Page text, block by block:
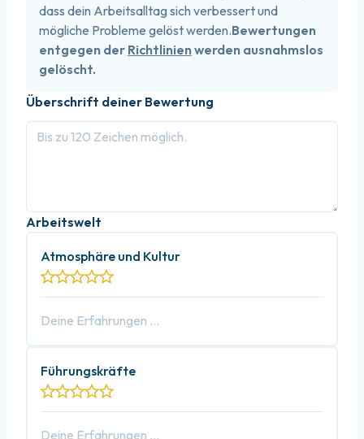
dass dein Arbeitsalltag sich verbessert und
mögliche Probleme gelöst werden.Bewertungen
entgegen der Richtlinien werden ausnahmslos
gelöscht.
Überschrift deiner Bewertung
Arbeitswelt
Atmosphäre und Kultur
Führungskräfte